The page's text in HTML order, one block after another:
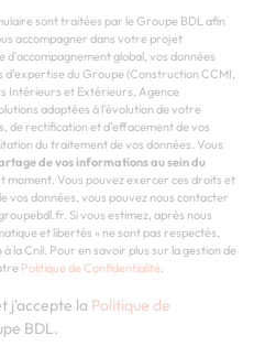
sont traitées par le Groupe BDL afin
accompagner dans votre projet
global, vos données
du Groupe (Construction CCMI,
Intérieurs et Extérieurs, Agence
adaptées à l'évolution de votre
de rectification et d'effacement de vos
du traitement de vos données. Vous
de vos informations au sein du
moment. Vous pouvez exercer ces droits et
vos données, vous pouvez nous contacter
Si vous estimez, après nous
et libertés » ne sont pas respectés,
la Cnil. Pour en savoir plus sur la gestion de
Politique de Confidentialité.
j'accepte la Politique de
BDL.